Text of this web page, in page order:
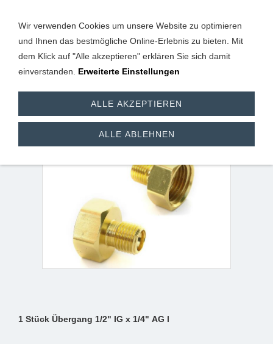
Übergangsstück (1/2"
IG x 1/4" AG l)
1 Stück Übergang 1/2" IG x 1/4" AG l
Wir verwenden Cookies um unsere Website zu optimieren
und Ihnen das bestmögliche Online-Erlebnis zu bieten. Mit
dem Klick auf "Alle akzeptieren" erklären Sie sich damit
einverstanden. Erweiterte Einstellungen
ALLE AKZEPTIEREN
ALLE ABLEHNEN